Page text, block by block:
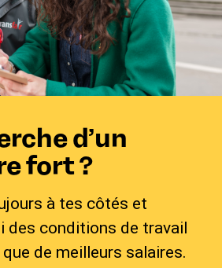
d’un
fort ?
à tes côtés et
des conditions de travail
de meilleurs salaires.